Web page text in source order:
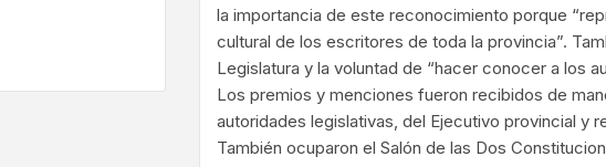
la importancia de este reconocimiento porque
cultural de los escritores de toda la provincia”.
Legislatura y la voluntad de “hacer conocer a los
Los premios y menciones fueron recibidos de
autoridades legislativas, del Ejecutivo provincial y
También ocuparon el Salón de las Dos